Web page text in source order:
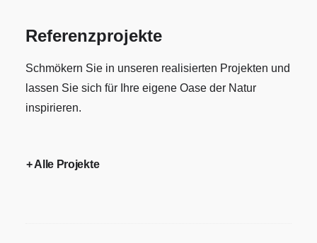
Referenzprojekte
Schmökern Sie in unseren realisierten Projekten und
lassen Sie sich für Ihre eigene Oase der Natur
inspirieren.
+ Alle Projekte